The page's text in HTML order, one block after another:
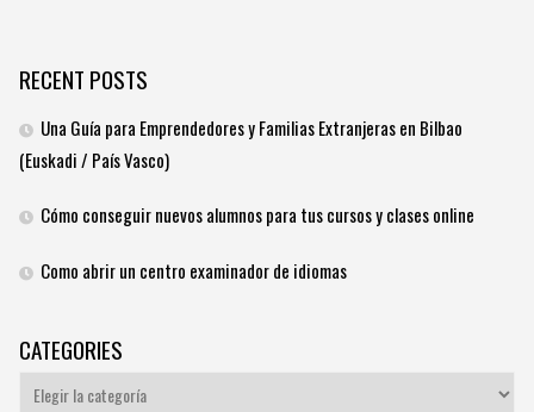
RECENT POSTS
Una Guía para Emprendedores y Familias Extranjeras en Bilbao
(Euskadi / País Vasco)
Cómo conseguir nuevos alumnos para tus cursos y clases online
Como abrir un centro examinador de idiomas
CATEGORIES
Categories